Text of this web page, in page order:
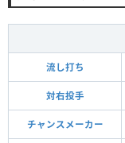
流し打ち
対右投手
チャンスメーカー